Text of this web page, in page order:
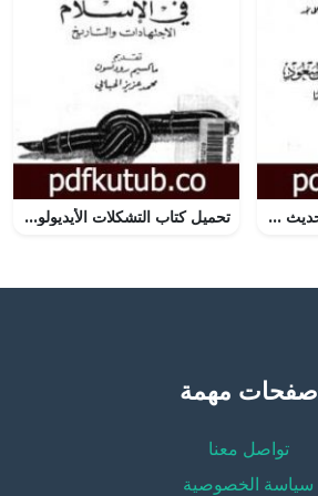
تحميل كتاب تاريخ نجد الحديث وملحقاته PDF تأليف أمين الريحاني مجانا [كامل] تحميل كتاب التشكلات الأيديولوجية في الإسلام الاجتهادات والتاريخ PDF تأليف بنسالم حميش مجانا [كامل]
صفحات مهمة
تواصل معنا
سياسة الخصوصية